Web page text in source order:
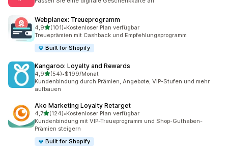
Webplanex: Treueprogramm
4,9von 5 Sternen
(101)
101 Rezensionen insgesamt
•Kostenloser Plan verfügbar
Treueprämien mit Cashback und Empfehlungsprogramm
Built for Shopify
Kangaroo: Loyalty and Rewards
4,9von 5 Sternen
(54)
54 Rezensionen insgesamt
•$199/Monat
Kundenbindung durch Prämien, Angebote, VIP-Stufen und mehr
aufbauen
Ako Marketing Loyalty Retarget
4,7von 5 Sternen
(124)
124 Rezensionen insgesamt
•Kostenloser Plan verfügbar
Kundenbindung mit VIP-Treueprogramm und Shop-Guthaben-
Prämien steigern
Built for Shopify